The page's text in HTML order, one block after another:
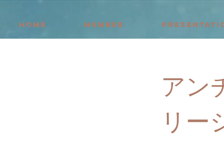
HOME MEMBER
アン
リ